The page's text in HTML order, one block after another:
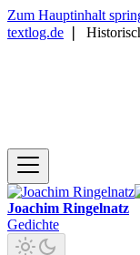
Zum Hauptinhalt
textlog.de
Joachim Ringelnatz
Gedichte